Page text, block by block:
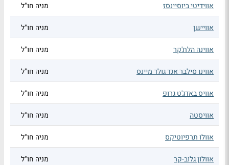
אווידיטי ביוסיינסז מניה חו"ל
אוויישן מניה חו"ל
אווינה הלת'קר מניה חו"ל
אווינו סילבר אנד גולד מיינס מניה חו"ל
אוויס באדג'ט גרופ מניה חו"ל
אוויסטה מניה חו"ל
אוולו תרפיוטיקס מניה חו"ל
אוולון גלוב-קר מניה חו"ל